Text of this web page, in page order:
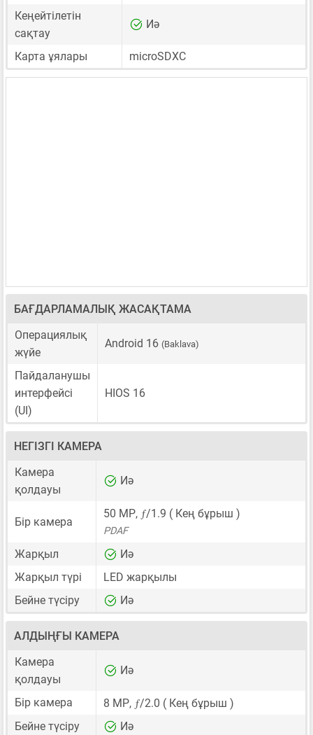
Кеңейтілетін
сақтау
Иә
Карта ұялары microSDXC
БАҒДАРЛАМАЛЫҚ ЖАСАҚТАМА
Операциялық
жүйе
Android 16 (Baklava)
Пайдаланушы
интерфейсі
(UI)
HIOS 16
НЕГІЗГІ КАМЕРА
Камера
қолдауы
Иә
Бір камера
50 MP, ƒ/1.9 ( Кең бұрыш )
PDAF
Жарқыл
Иә
Жарқыл түрі
LED жарқылы
Бейне түсіру
Иә
АЛДЫҢҒЫ КАМЕРА
Камера
қолдауы
Иә
Бір камера 8 MP, ƒ/2.0 ( Кең бұрыш )
Бейне түсіру
Иә